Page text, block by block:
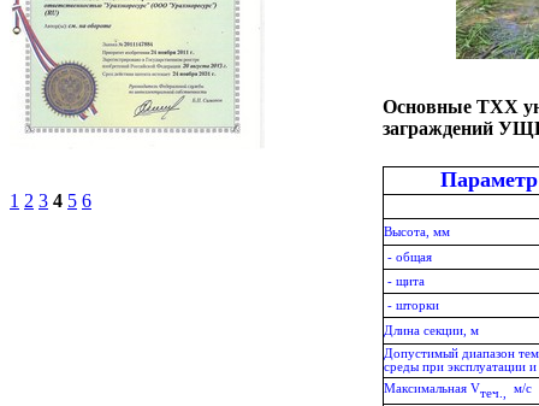
1 2 3 4 5 6
Основные ТХХ
заграждений
Параметр
Высота, мм
- общая
- щита
- шторки
Длина секции, м
Допустимый диапазон
среды при эксплуатации
Максимальная Vтеч.,
м/с